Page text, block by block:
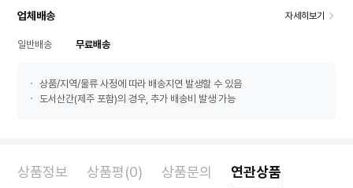
업체배송 자세히보기
일반배송 무료배송
상품/지역/물류 사정에 따라 배송지연 발생할 수 있음
도서산간(제주 포함)의 경우, 추가 배송비 발생 가능
상품정보 상품평(0) 상품문의 연관상품